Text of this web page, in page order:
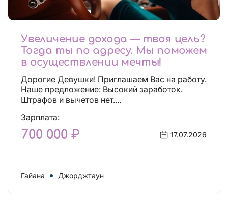
Увеличение дохода — твоя цель?
Тогда ты по адресу. Мы поможем
в осуществлении мечты!
Дорогие Девушки! Приглашаем Вас на работу.
Наше предложение: Высокий заработок.
Штрафов и вычетов нет....
Зарплата:
700 000 ₽ 17.07.2026
Гайана Джорджтаун